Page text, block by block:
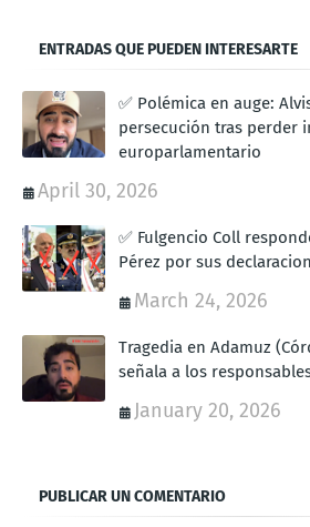
ENTRADAS QUE PUEDEN INTERESARTE
✅ Polémica en auge:
persecución tras perder
europarlamentario
April 30, 2026
✅ Fulgencio Coll
Pérez por sus
March 24, 2026
Tragedia en Adamuz
señala a los
January 20, 2026
PUBLICAR UN COMENTARIO